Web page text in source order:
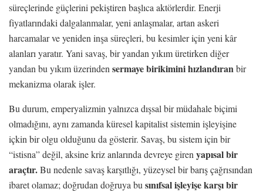
süreçlerinde güçlerini pekiştiren başlıca aktörlerdir. Enerji
fiyatlarındaki dalgalanmalar, yeni anlaşmalar, artan askeri
harcamalar ve yeniden inşa süreçleri, bu kesimler için yeni kâr
alanları yaratır. Yani savaş, bir yandan yıkım üretirken diğer
yandan bu yıkım üzerinden sermaye birikimini hızlandıranbir
mekanizma olarak işler.
Bu durum, emperyalizmin yalnızca dışsal bir müdahale biçimi
olmadığını, aynı zamanda küresel kapitalist sistemin işleyişine
içkin bir olgu olduğunu da gösterir. Savaş, bu sistem için bir
“istisna” değil, aksine kriz anlarında devreye giren yapısal bir
araçtır.Bu nedenle savaş karşıtlığı, yüzeysel bir barış çağrısından
ibaret olamaz; doğrudan doğruya bu sınıfsal işleyişe karşı bir